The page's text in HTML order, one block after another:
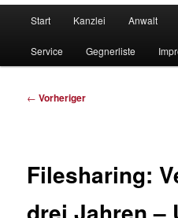
Start Kanzlei Anwalt
Service Gegnerliste
Beitragsnavigation
← Vorheriger
Filesharing: